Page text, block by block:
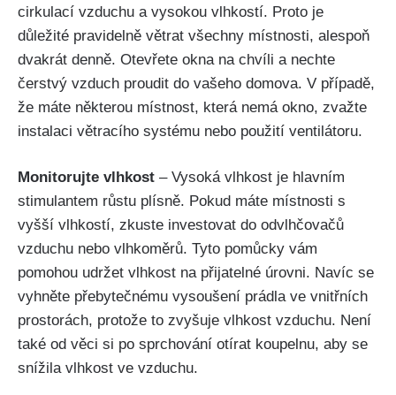
cirkulací‌ vzduchu a vysokou vlhkostí. Proto je
důležité ⁤pravidelně větrat všechny místnosti, alespoň ​
dvakrát denně. Otevřete okna na chvíli a nechte
čerstvý⁢ vzduch proudit do vašeho domova. V ⁢případě,⁢
že máte některou místnost, která nemá okno, zvažte
instalaci větracího systému nebo použití ventilátoru.
Monitorujte vlhkost – Vysoká‌ vlhkost je hlavním⁣
stimulantem růstu plísně. Pokud máte místnosti s
vyšší vlhkostí, zkuste investovat do odvlhčovačů​
vzduchu⁤ nebo vlhkoměrů. Tyto ‍pomůcky vám‌
pomohou ⁢udržet ⁤vlhkost na přijatelné úrovni. Navíc se ​
vyhněte přebytečnému vysoušení prádla ve vnitřních
prostorách, protože to zvyšuje vlhkost vzduchu. Není
také od věci si po sprchování otírat⁣ koupelnu, aby se
snížila vlhkost ve vzduchu.